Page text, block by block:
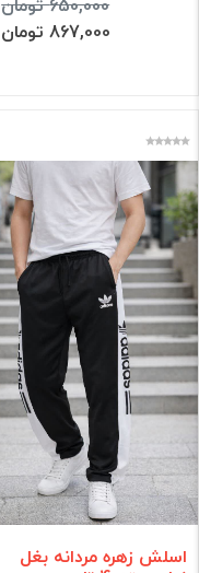
867,000 تومان
اسلش زهره مردانه بغل